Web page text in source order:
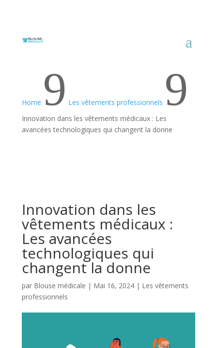
Home 9 Les vêtements professionnels 9
Innovation dans les vêtements médicaux : Les
avancées technologiques qui changent la donne
Innovation dans les
vêtements médicaux :
Les avancées
technologiques qui
changent la donne
par Blouse médicale | Mai 16, 2024| Les vêtements
professionnels